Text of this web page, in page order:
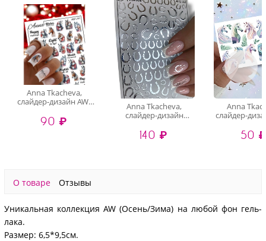
Anna Tkacheva,
слайдер-дизайн AW-
90 ₽
Anna Tkacheva,
слайдер-дизайн
MTL-260
140 ₽
Anna
слайдер-
50 ₽
О товаре Отзывы
Уникальная коллекция AW (Осень/Зима) на любой фон гель-
лака.
Размер: 6,5*9,5см.